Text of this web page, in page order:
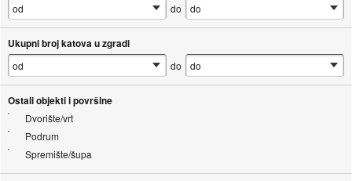
do
Ukupni broj katova u zgradi
do
Ostali objekti i površine
Dvorište/vrt
Podrum
Spremište/šupa